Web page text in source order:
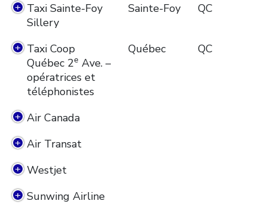
Taxi Sainte-Foy
Sillery
Sainte-Foy QC
Taxi Coop
Québec 2e Ave. –
opératrices et
téléphonistes
Québec QC
Air Canada
Air Transat
Westjet
Sunwing Airline